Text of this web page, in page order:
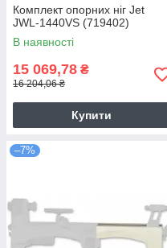
Комплект опорних ніг Jet
JWL-1440VS (719402)
В наявності
15 069,78 ₴
16 204,06 ₴
Купити
–7%